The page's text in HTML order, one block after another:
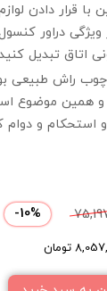
قرار دادن
دراور
اتاق تبدیل
راش طبیعی
و همین موضوع
استحکام و دوام
10%
-
تومان